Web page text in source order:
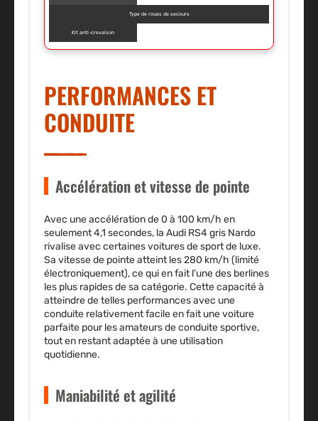
Type de roues de secours
Kit anti-crevaison
PERFORMANCES ET
CONDUITE
Accélération et vitesse de pointe
Avec une accélération de 0 à 100 km/h en
seulement4,1 secondes, la Audi RS4gris Nardo
rivalise avec certaines voitures de sport de luxe.
Sa vitesse de pointe atteint les280 km/h (limité
électroniquement), ce qui en fait l’une des berlines
les plus rapides de sa catégorie. Cette capacité à
atteindre de telles performances avec une
conduite relativement facile en fait une voiture
parfaite pour les amateurs de conduite sportive,
tout en restant adaptée à une utilisation
quotidienne.
Maniabilité et agilité